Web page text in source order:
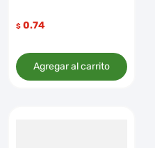
$ 0.74
Agregar al carrito